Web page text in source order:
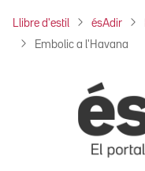
Llibre d'estil ésAdir
Embolic a l'Havana